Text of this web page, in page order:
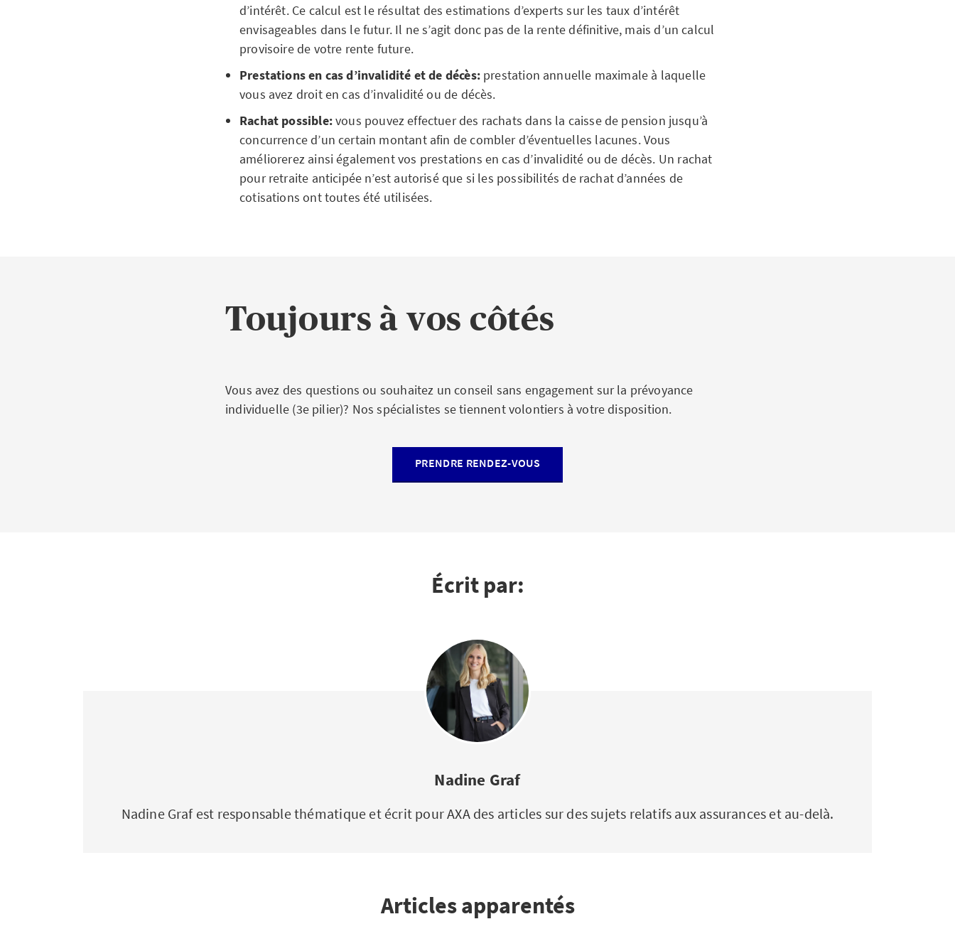
d’intérêt. Ce calcul est le résultat des estimations d’experts sur les taux d’intérêt
envisageables dans le futur. Il ne s’agit donc pas de la rente définitive, mais d’un calcul
provisoire de votre rente future.
Prestations en cas d’invalidité et de décès:prestation annuelle maximale à laquelle
vous avez droit en cas d’invalidité ou de décès.
Rachat possible:vous pouvez effectuer des rachats dans la caisse de pension jusqu’à
concurrence d’un certain montant afin de combler d’éventuelles lacunes. Vous
améliorerez ainsi également vos prestations en cas d’invalidité ou de décès. Un rachat
pour retraite anticipée n’est autorisé que si les possibilités de rachat d’années de
cotisations ont toutes été utilisées.
Toujours à vos côtés
Vous avez des questions ou souhaitez un conseil sans engagement sur la prévoyance
individuelle (3e pilier)? Nos spécialistes se tiennent volontiers à votre disposition.
PRENDRE RENDEZ-VOUS
Écrit par:
Nadine Graf
Nadine Graf est responsable thématique et écrit pour AXA des articles sur des sujets relatifs aux assurances et au-delà.
Articles apparentés